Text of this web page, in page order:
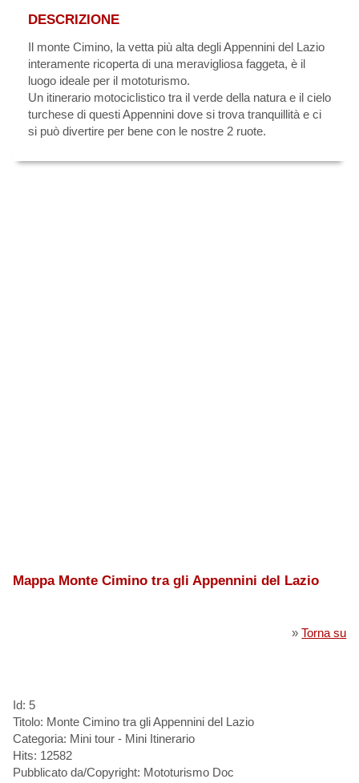
DESCRIZIONE
Il monte Cimino, la vetta più alta degli Appennini del Lazio
interamente ricoperta di una meravigliosa faggeta, è il
luogo ideale per il mototurismo.
Un itinerario motociclistico tra il verde della natura e il cielo
turchese di questi Appennini dove si trova tranquillità e ci
si può divertire per bene con le nostre 2 ruote.
Mappa Monte Cimino tra gli Appennini del Lazio
»Torna su
Id: 5
Titolo: Monte Cimino tra gli Appennini del Lazio
Categoria: Mini tour - Mini Itinerario
Hits: 12582
Pubblicato da/Copyright: Mototurismo Doc